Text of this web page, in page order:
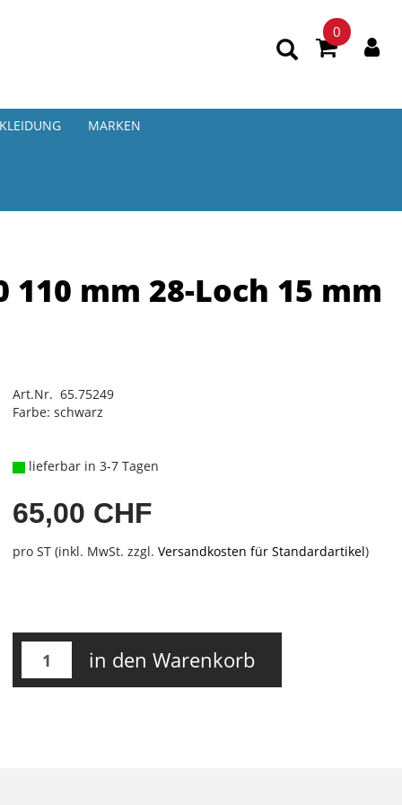
0
MARKEN
mm 28-Loch 15 mm
Art.Nr. 65.75249
Farbe: schwarz
lieferbar in 3-7 Tagen
65,00 CHF
pro ST (inkl. MwSt. zzgl. Versandkosten für Standardartikel)
in den Warenkorb